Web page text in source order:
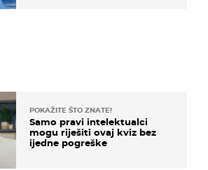
POKAŽITE ŠTO ZNATE!
Samo pravi intelektualci
mogu riješiti ovaj kviz bez
ijedne pogreške